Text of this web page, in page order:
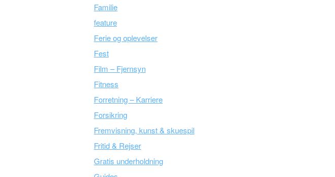
Familie
feature
Ferie og oplevelser
Fest
Film – Fjernsyn
Fitness
Forretning – Karriere
Forsikring
Fremvisning, kunst & skuespil
Fritid & Rejser
Gratis underholdning